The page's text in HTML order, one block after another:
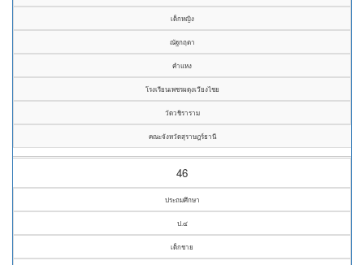
เด็กหญิง
ณัฐกฤตา
คำแหง
โรงเรียนเพชรผดุงเวียงไชย
วัดวชิราราม
คณะจังหวัดสุราษฎร์ธานี
46
ประถมศึกษา
ป.๔
เด็กชาย